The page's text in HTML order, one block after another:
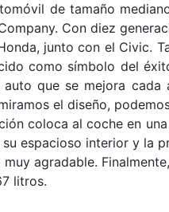
de tamaño
Con diez
junto con el Civic.
como símbolo del
que se mejora
el diseño,
coloca al coche en
espacioso interior y la
agradable.
litros.